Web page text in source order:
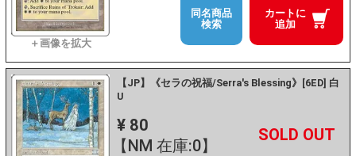
カートに
追加
同名商品
検索
【JP】《セラの祝福/Serra's Blessing》[6ED] 白
U
¥ 80
【NM 在庫:0】
－ +